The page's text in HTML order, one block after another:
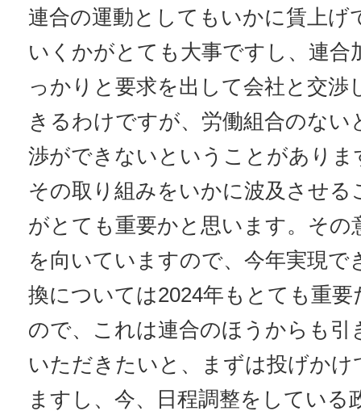
連合の運動としてもいかに賃上げ
いくかがとても大事ですし、連合
っかりと要求を出して会社と交渉
きるわけですが、労働組合のない
渉ができないということがあり
その取り組みをいかに波及させ
がとても重要かと思います。その
を向いていますので、今年実現で
換については2024年もとても重
ので、これは連合のほうからも引
いただきたいと、まずは投げか
ますし、今、日程調整をしている